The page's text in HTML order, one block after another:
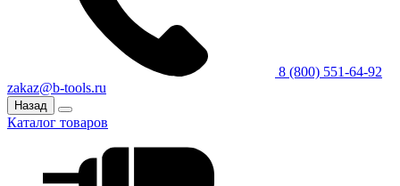
8 (800) 551-64-92
zakaz@b-tools.ru
Назад
Каталог товаров